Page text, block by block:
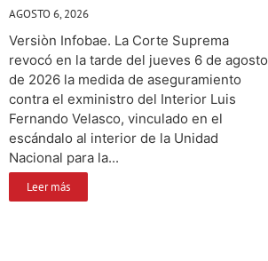
AGOSTO 6, 2026
Versiòn Infobae. La Corte Suprema
revocó en la tarde del jueves 6 de agosto
de 2026 la medida de aseguramiento
contra el exministro del Interior Luis
Fernando Velasco, vinculado en el
escándalo al interior de la Unidad
Nacional para la...
Leer más